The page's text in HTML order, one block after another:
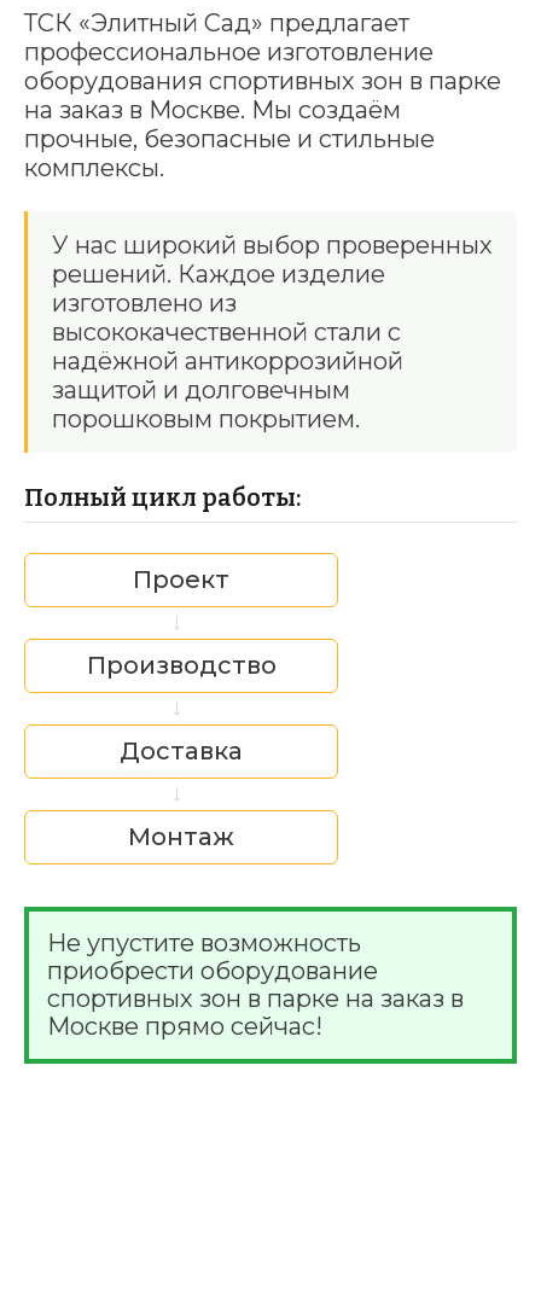
ТСК «Элитный Сад» предлагает
профессиональное изготовление
оборудования спортивных зон в парке
на заказ в Москве. Мы создаём
прочные, безопасные и стильные
комплексы.
У нас широкий выбор проверенных
решений. Каждое изделие
изготовлено из
высококачественной стали с
надёжной антикоррозийной
защитой и долговечным
порошковым покрытием.
Полный цикл работы:
Проект
→
Производство
→
Доставка
→
Монтаж
Не упустите возможность
приобрести оборудование
спортивных зон в парке на заказ в
Москве прямо сейчас!